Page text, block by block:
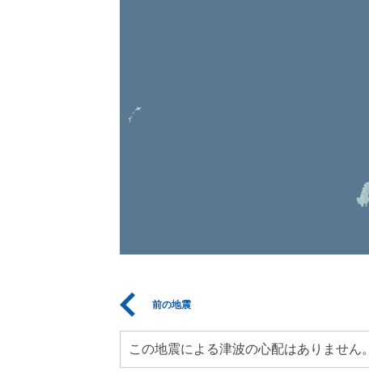
前の地震
この地震による津波の心配はありません。